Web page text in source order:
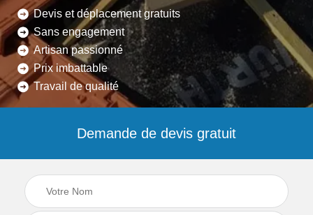
Devis et déplacement gratuits
Sans engagement
Artisan passionné
Prix imbattable
Travail de qualité
Demande de devis gratuit